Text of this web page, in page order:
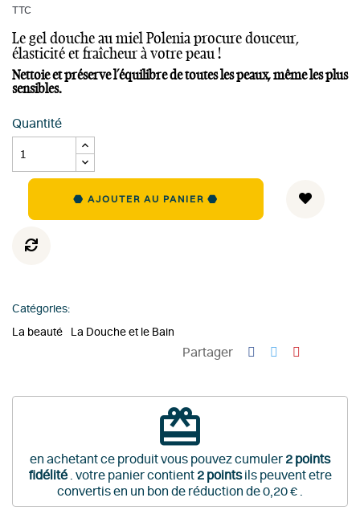
TTC
Le gel douche au miel Polenia procure douceur,
élasticité et fraîcheur à votre peau !
Nettoie et préserve l’équilibre de toutes les peaux, même les plus
sensibles.
Quantité
AJOUTER AU PANIER
Catégories:
La beauté La Douche et le Bain
Partager
redeem
en achetant ce produit vous pouvez cumuler 2 points
fidélité. votre panier contient 2pointsils peuvent etre
convertis en un bon de réduction de0,20 €